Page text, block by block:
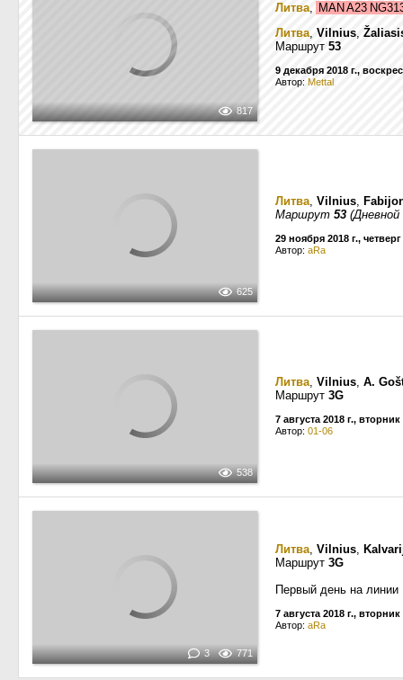
817
Литва, MAN A23
Литва, Vilnius,
Маршрут 53
9 декабря 2018 г.,
Автор: Mettal
625
Литва, Vilnius,
Маршрут 53
29 ноября 2018 г., четверг
Автор: aRa
538
Литва, Vilnius, A.
Маршрут 3G
7 августа 2018 г., вторник
Автор: 01-06
3 771
Литва, Vilnius,
Маршрут 3G
Первый день на линии
7 августа 2018 г., вторник
Автор: aRa